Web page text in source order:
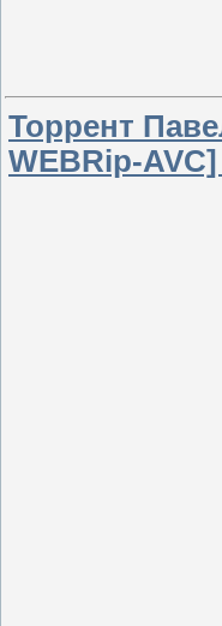
Торрент
WEBRip-AVC]